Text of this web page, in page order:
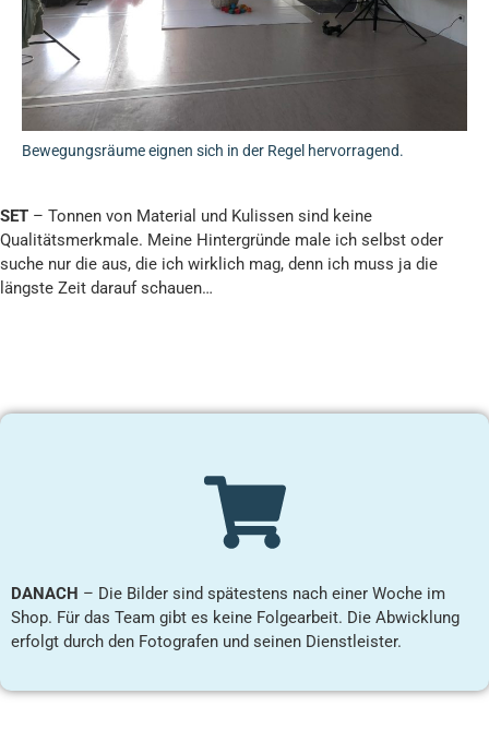
Bewegungsräume eignen sich in der Regel hervorragend.
SET – Tonnen von Material und Kulissen sind keine
Qualitätsmerkmale. Meine Hintergründe male ich selbst oder
suche nur die aus, die ich wirklich mag, denn ich muss ja die
längste Zeit darauf schauen…
DANACH – Die Bilder sind spätestens nach einer Woche im
Shop. Für das Team gibt es keine Folgearbeit. Die Abwicklung
erfolgt durch den Fotografen und seinen Dienstleister.